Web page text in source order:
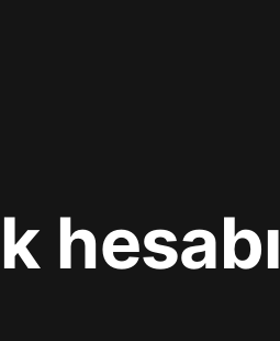
hesabı